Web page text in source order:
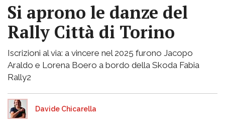
Si aprono le danze del
Rally Città di Torino
Iscrizioni al via: a vincere nel 2025 furono Jacopo
Araldo e Lorena Boero a bordo della Skoda Fabia
Rally2
Davide Chicarella